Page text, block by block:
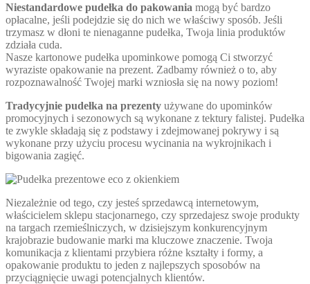
Niestandardowe pudełka do pakowania mogą być bardzo
opłacalne, jeśli podejdzie się do nich we właściwy sposób. Jeśli
trzymasz w dłoni te nienaganne pudełka, Twoja linia produktów
zdziała cuda.
Nasze kartonowe pudełka upominkowe pomogą Ci stworzyć
wyraziste opakowanie na prezent. Zadbamy również o to, aby
rozpoznawalność Twojej marki wzniosła się na nowy poziom!
Tradycyjnie pudełka na prezenty używane do upominków
promocyjnych i sezonowych są wykonane z tektury falistej. Pudełka
te zwykle składają się z podstawy i zdejmowanej pokrywy i są
wykonane przy użyciu procesu wycinania na wykrojnikach i
bigowania zagięć.
Niezależnie od tego, czy jesteś sprzedawcą internetowym,
właścicielem sklepu stacjonarnego, czy sprzedajesz swoje produkty
na targach rzemieślniczych, w dzisiejszym konkurencyjnym
krajobrazie budowanie marki ma kluczowe znaczenie. Twoja
komunikacja z klientami przybiera różne kształty i formy, a
opakowanie produktu to jeden z najlepszych sposobów na
przyciągnięcie uwagi potencjalnych klientów.